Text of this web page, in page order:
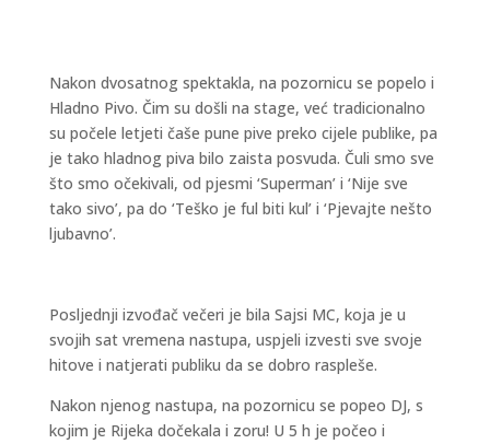
Nakon dvosatnog spektakla, na pozornicu se popelo i
Hladno Pivo. Čim su došli na stage, već tradicionalno
su počele letjeti čaše pune pive preko cijele publike, pa
je tako hladnog piva bilo zaista posvuda. Čuli smo sve
što smo očekivali, od pjesmi ‘Superman’ i ‘Nije sve
tako sivo’, pa do ‘Teško je ful biti kul’ i ‘Pjevajte nešto
ljubavno’.
Posljednji izvođač večeri je bila Sajsi MC, koja je u
svojih sat vremena nastupa, uspjeli izvesti sve svoje
hitove i natjerati publiku da se dobro raspleše.
Nakon njenog nastupa, na pozornicu se popeo DJ, s
kojim je Rijeka dočekala i zoru! U 5 h je počeo i